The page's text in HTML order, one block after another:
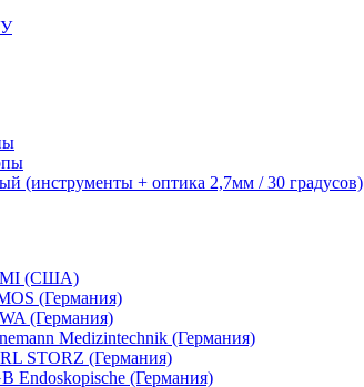
(инструменты + оптика 2,7мм / 30 градусов)
(США)
(Германия)
(Германия)
Medizintechnik (Германия)
STORZ (Германия)
Endoskopische (Германия)